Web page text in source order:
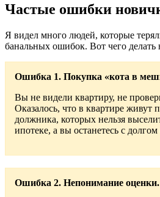
Частые ошибки
Я видел много людей, которые
банальных ошибок. Вот чего делать
Ошибка 1. Покупка «кота в
Вы не видели квартиру, не
Оказалось, что в квартире живут
должника, которых нельзя
ипотеке, а вы останетесь с
Ошибка 2. Непонимание оценки.